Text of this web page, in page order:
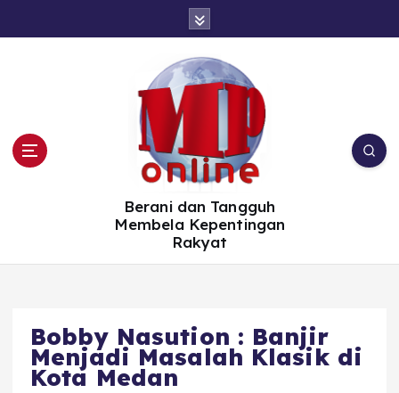
Berani dan Tangguh
Membela Kepentingan
Rakyat
Bobby Nasution : Banjir
Menjadi Masalah Klasik di
Kota Medan